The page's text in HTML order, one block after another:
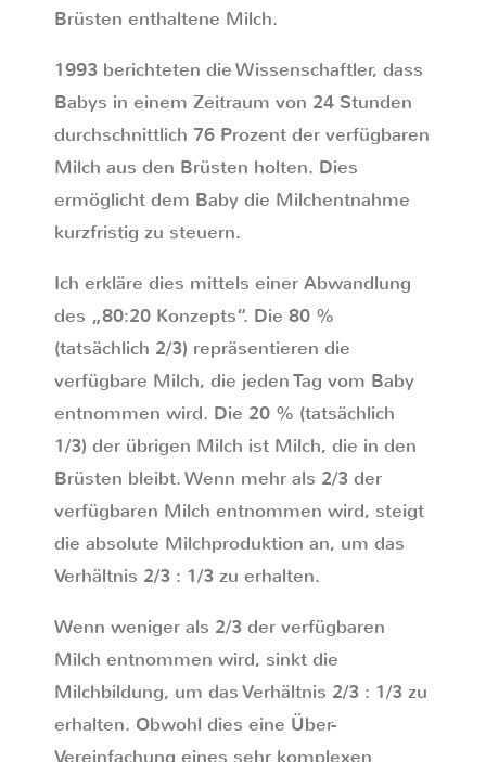
Brüsten enthaltene Milch.
1993 berichteten die Wissenschaftler, dass
Babys in einem Zeitraum von 24 Stunden
durchschnittlich 76 Prozent der verfügbaren
Milch aus den Brüsten holten. Dies
ermöglicht dem Baby die Milchentnahme
kurzfristig zu steuern.
Ich erkläre dies mittels einer Abwandlung
des „80:20 Konzepts“. Die 80 %
(tatsächlich 2/3) repräsentieren die
verfügbare Milch, die jeden Tag vom Baby
entnommen wird. Die 20 % (tatsächlich
1/3) der übrigen Milch ist Milch, die in den
Brüsten bleibt. Wenn mehr als 2/3 der
verfügbaren Milch entnommen wird, steigt
die absolute Milchproduktion an, um das
Verhältnis 2/3 : 1/3 zu erhalten.
Wenn weniger als 2/3 der verfügbaren
Milch entnommen wird, sinkt die
Milchbildung, um das Verhältnis 2/3 : 1/3 zu
erhalten. Obwohl dies eine Über-